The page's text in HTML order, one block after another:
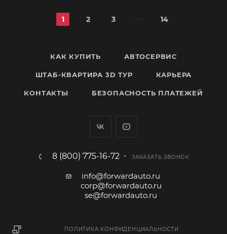
1 2 3 14
КАК КУПИТЬ АВТОСЕРВИС
ШТАБ-КВАРТИРА 3D ТУР КАРЬЕРА
КОНТАКТЫ БЕЗОПАСНОСТЬ ПЛАТЕЖЕЙ
8 (800) 775-16-72 ЗАКАЗАТЬ ЗВОНОК
info@forwardauto.ru
corp@forwardauto.ru
se@forwardauto.ru
ПОЛИТИКА КОНФИДЕНЦИАЛЬНОСТИ